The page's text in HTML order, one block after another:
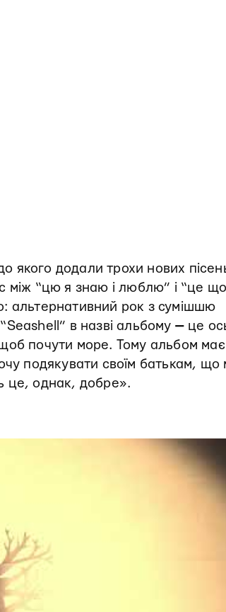
якого додали трохи нових
між “цю я знаю і люблю” і “це
альтернативний рок з сумішшю
в назві альбому — це
почути море. Тому альбом має
подякувати своїм батькам, що
це, однак, добре».